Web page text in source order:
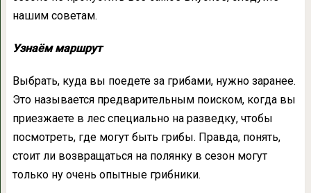
нашим советам.
Узнаём маршрут
Выбрать, куда вы поедете за грибами, нужно заранее.
Это называется предварительным поиском, когда вы
приезжаете в лес специально на разведку, чтобы
посмотреть, где могут быть грибы. Правда, понять,
стоит ли возвращаться на полянку в сезон могут
только ну очень опытные грибники.